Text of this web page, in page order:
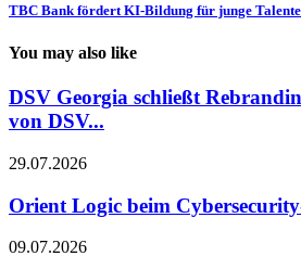
TBC Bank fördert KI-Bildung für junge
You may also like
DSV Georgia schließt
von DSV...
29.07.2026
Orient Logic beim
09.07.2026